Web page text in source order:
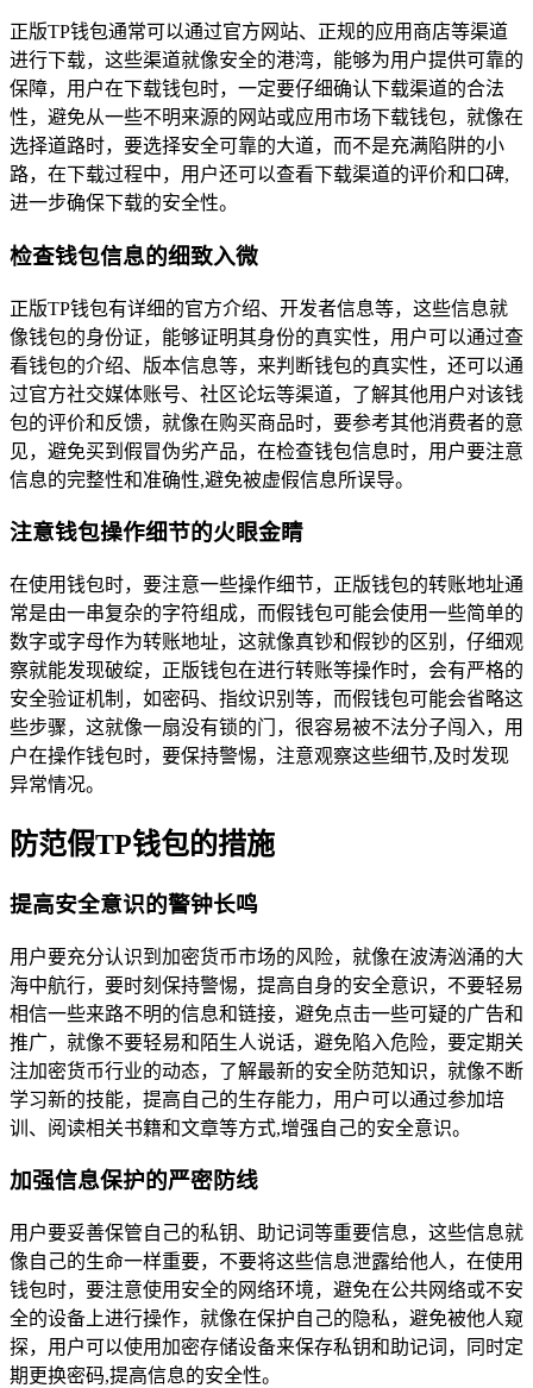
正版TP钱包通常可以通过官方网站、正规的应用商店等渠道
进行下载，这些渠道就像安全的港湾，能够为用户提供可靠的
保障，用户在下载钱包时，一定要仔细确认下载渠道的合法
性，避免从一些不明来源的网站或应用市场下载钱包，就像在
选择道路时，要选择安全可靠的大道，而不是充满陷阱的小
路，在下载过程中，用户还可以查看下载渠道的评价和口碑,
进一步确保下载的安全性。
检查钱包信息的细致入微
正版TP钱包有详细的官方介绍、开发者信息等，这些信息就
像钱包的身份证，能够证明其身份的真实性，用户可以通过查
看钱包的介绍、版本信息等，来判断钱包的真实性，还可以通
过官方社交媒体账号、社区论坛等渠道，了解其他用户对该钱
包的评价和反馈，就像在购买商品时，要参考其他消费者的意
见，避免买到假冒伪劣产品，在检查钱包信息时，用户要注意
信息的完整性和准确性,避免被虚假信息所误导。
注意钱包操作细节的火眼金睛
在使用钱包时，要注意一些操作细节，正版钱包的转账地址通
常是由一串复杂的字符组成，而假钱包可能会使用一些简单的
数字或字母作为转账地址，这就像真钞和假钞的区别，仔细观
察就能发现破绽，正版钱包在进行转账等操作时，会有严格的
安全验证机制，如密码、指纹识别等，而假钱包可能会省略这
些步骤，这就像一扇没有锁的门，很容易被不法分子闯入，用
户在操作钱包时，要保持警惕，注意观察这些细节,及时发现
异常情况。
防范假TP钱包的措施
提高安全意识的警钟长鸣
用户要充分认识到加密货币市场的风险，就像在波涛汹涌的大
海中航行，要时刻保持警惕，提高自身的安全意识，不要轻易
相信一些来路不明的信息和链接，避免点击一些可疑的广告和
推广，就像不要轻易和陌生人说话，避免陷入危险，要定期关
注加密货币行业的动态，了解最新的安全防范知识，就像不断
学习新的技能，提高自己的生存能力，用户可以通过参加培
训、阅读相关书籍和文章等方式,增强自己的安全意识。
加强信息保护的严密防线
用户要妥善保管自己的私钥、助记词等重要信息，这些信息就
像自己的生命一样重要，不要将这些信息泄露给他人，在使用
钱包时，要注意使用安全的网络环境，避免在公共网络或不安
全的设备上进行操作，就像在保护自己的隐私，避免被他人窥
探，用户可以使用加密存储设备来保存私钥和助记词，同时定
期更换密码,提高信息的安全性。